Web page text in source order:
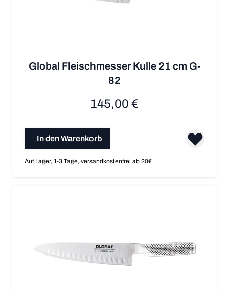
Global Fleischmesser Kulle 21 cm G-
82
145,00 €
In den Warenkorb
Auf Lager, 1-3 Tage, versandkostenfrei ab 20€